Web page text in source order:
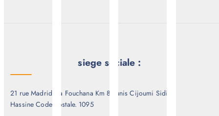
siege sociale :
21 rue Madrid via Fouchana Km 8 Tunis Cijoumi Sidi
Hassine Code postale. 1095